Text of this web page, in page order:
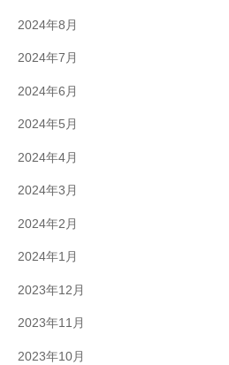
2024年8月
2024年7月
2024年6月
2024年5月
2024年4月
2024年3月
2024年2月
2024年1月
2023年12月
2023年11月
2023年10月